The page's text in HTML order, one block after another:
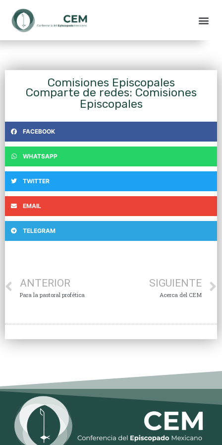
Comisiones Episcopales
Comparte de redes: Comisiones
Episcopales
FACEBOOK
WHATSAPP
TWITTER
EMAIL
TELEGRAM
ANTERIOR
Para la pastoral profética
SIGUIENTE
Acerca del CEM